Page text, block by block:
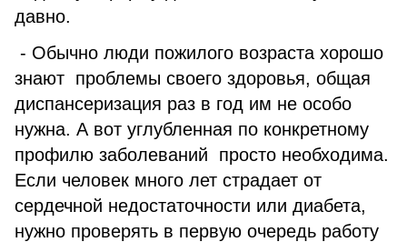
давно.
- Обычно люди пожилого возраста хорошо
знают проблемы своего здоровья, общая
диспансеризация раз в год им не особо
нужна. А вот углубленная по конкретному
профилю заболеваний просто необходима.
Если человек много лет страдает от
сердечной недостаточности или диабета,
нужно проверять в первую очередь работу